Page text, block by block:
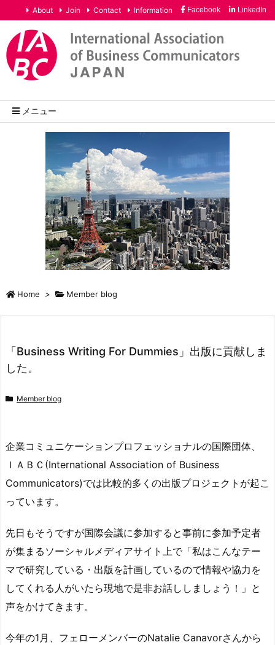
メニュー
About Join Contact Information Facebook LinkedIn
Home > Member blog
「Business Writing For Dummies」出版に貢献しま
した。
Member blog
企業コミュニケーションプロフェッショナルの国際団体、
ＩＡＢＣ(International Association of Business
Communicators)では比較的多くの出版プロジェクトが起こ
っています。
先日もそうですが国際会議に参加すると事前に参加予定者
が集まるソーシャルメディアサイト上で「私はこんなテー
マで研究している・出版を計画しているので情報や協力を
してくれる人がいたら現地で是非お話ししましょう！」と
声をかけてきます。
今年の1月、フェローメンバーのNatalie Canavorさんから